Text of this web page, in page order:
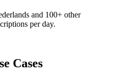
and 100+ other
per day.
Cases